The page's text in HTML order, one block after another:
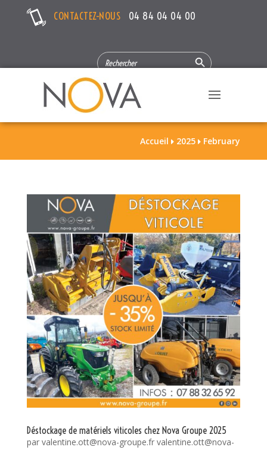
CONTACTEZ-NOUS 04 84 04 04 00
SEARCH
FOR:
Search Button
Accueil  2025  February
Déstockage de matériels viticoles chez Nova Groupe 2025
par valentine.ott@nova-groupe.fr valentine.ott@nova-